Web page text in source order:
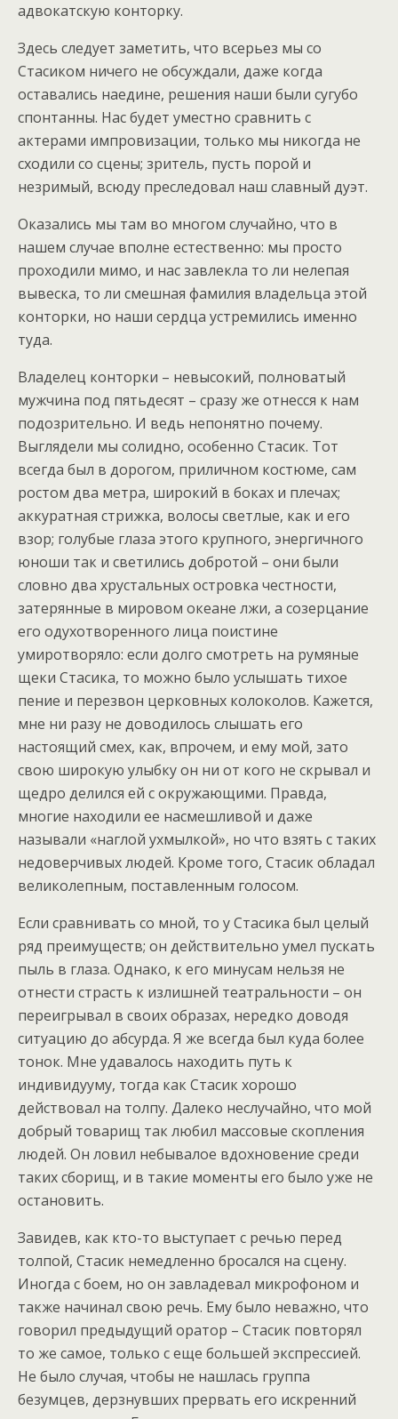
адвокатскую конторку.
Здесь следует заметить, что всерьез мы со
Стасиком ничего не обсуждали, даже когда
оставались наедине, решения наши были сугубо
спонтанны. Нас будет уместно сравнить с
актерами импровизации, только мы никогда не
сходили со сцены; зритель, пусть порой и
незримый, всюду преследовал наш славный дуэт.
Оказались мы там во многом случайно, что в
нашем случае вполне естественно: мы просто
проходили мимо, и нас завлекла то ли нелепая
вывеска, то ли смешная фамилия владельца этой
конторки, но наши сердца устремились именно
туда.
Владелец конторки – невысокий, полноватый
мужчина под пятьдесят – сразу же отнесся к нам
подозрительно. И ведь непонятно почему.
Выглядели мы солидно, особенно Стасик. Тот
всегда был в дорогом, приличном костюме, сам
ростом два метра, широкий в боках и плечах;
аккуратная стрижка, волосы светлые, как и его
взор; голубые глаза этого крупного, энергичного
юноши так и светились добротой – они были
словно два хрустальных островка честности,
затерянные в мировом океане лжи, а созерцание
его одухотворенного лица поистине
умиротворяло: если долго смотреть на румяные
щеки Стасика, то можно было услышать тихое
пение и перезвон церковных колоколов. Кажется,
мне ни разу не доводилось слышать его
настоящий смех, как, впрочем, и ему мой, зато
свою широкую улыбку он ни от кого не скрывал и
щедро делился ей с окружающими. Правда,
многие находили ее насмешливой и даже
называли «наглой ухмылкой», но что взять с таких
недоверчивых людей. Кроме того, Стасик обладал
великолепным, поставленным голосом.
Если сравнивать со мной, то у Стасика был целый
ряд преимуществ; он действительно умел пускать
пыль в глаза. Однако, к его минусам нельзя не
отнести страсть к излишней театральности – он
переигрывал в своих образах, нередко доводя
ситуацию до абсурда. Я же всегда был куда более
тонок. Мне удавалось находить путь к
индивидууму, тогда как Стасик хорошо
действовал на толпу. Далеко неслучайно, что мой
добрый товарищ так любил массовые скопления
людей. Он ловил небывалое вдохновение среди
таких сборищ, и в такие моменты его было уже не
остановить.
Завидев, как кто-то выступает с речью перед
толпой, Стасик немедленно бросался на сцену.
Иногда с боем, но он завладевал микрофоном и
также начинал свою речь. Ему было неважно, что
говорил предыдущий оратор – Стасик повторял
то же самое, только с еще большей экспрессией.
Не было случая, чтобы не нашлась группа
безумцев, дерзнувших прервать его искренний